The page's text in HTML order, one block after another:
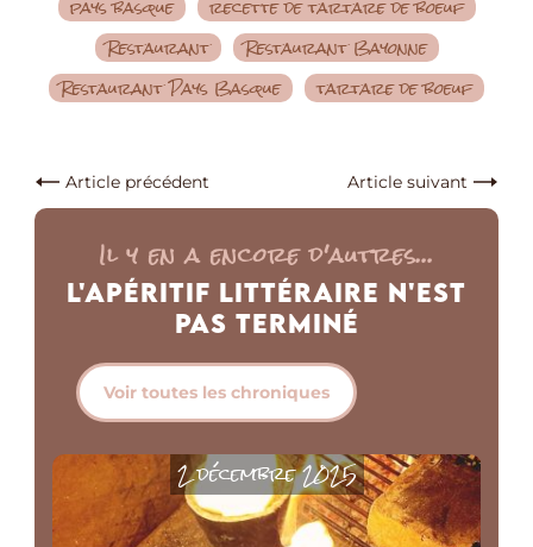
pays basque
recette de tartare de boeuf
Restaurant
Restaurant Bayonne
Restaurant Pays Basque
tartare de boeuf
Article précédent Article suivant
Il y en a encore d'autres...
L'Apéritif Littéraire n'est
pas Terminé
Voir toutes les chroniques
2 décembre 2025